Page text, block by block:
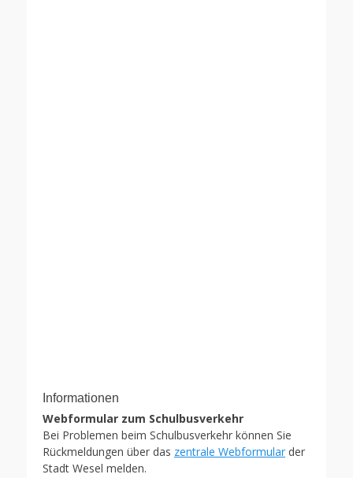
Informationen
Webformular zum Schulbusverkehr
Bei Problemen beim Schulbusverkehr können Sie
Rückmeldungen über das zentrale Webformular der
Stadt Wesel melden.